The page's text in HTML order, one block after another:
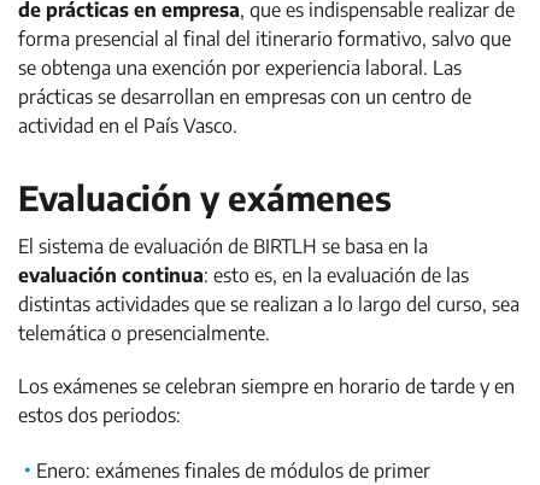
de prácticas en empresa, que es indispensable realizar de
forma presencial al final del itinerario formativo, salvo que
se obtenga una exención por experiencia laboral. Las
prácticas se desarrollan en empresas con un centro de
actividad en el País Vasco.
Evaluación y exámenes
El sistema de evaluación de BIRTLH se basa en la
evaluación continua: esto es, en la evaluación de las
distintas actividades que se realizan a lo largo del curso, sea
telemática o presencialmente.
Los exámenes se celebran siempre en horario de tarde y en
estos dos periodos:
Enero: exámenes finales de módulos de primer